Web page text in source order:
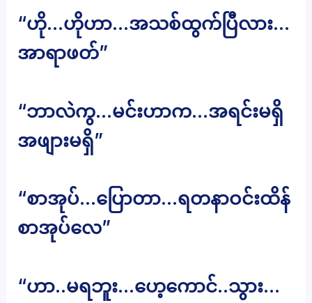
“ဟို…ဟိုဟာ…အသစ်ထွက်ပြီလား…
အာရာဖတ်”
“ဘာလဲကွ…မင်းဟာက…အရင်းမရှိ
အဖျားမရှိ”
“စာအုပ်…ပြောတာ…ရတနာဝင်းထိန်
စာအုပ်လေ”
“ဟာ..မရဘူး…ဟေ့ကောင်..သွား…